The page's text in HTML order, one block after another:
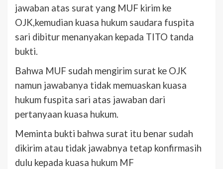
jawaban atas surat yang MUF kirim ke
OJK,kemudian kuasa hukum saudara fuspita
sari dibitur menanyakan kepada TITO tanda
bukti.
Bahwa MUF sudah mengirim surat ke OJK
namun jawabanya tidak memuaskan kuasa
hukum fuspita sari atas jawaban dari
pertanyaan kuasa hukum.
Meminta bukti bahwa surat itu benar sudah
dikirim atau tidak jawabnya tetap konfirmasih
dulu kepada kuasa hukum MF